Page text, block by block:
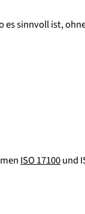
sinnvoll ist,
ISO 17100und